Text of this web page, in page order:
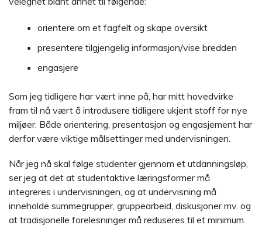
orientere om et fagfelt og skape oversikt
presentere tilgjengelig informasjon/vise bredden
engasjere
Som jeg tidligere har vært inne på, har mitt hovedvirke
fram til nå vært å introdusere tidligere ukjent stoff for nye
miljøer. Både orientering, presentasjon og engasjement har
derfor være viktige målsettinger med undervisningen.
Når jeg nå skal følge studenter gjennom et utdanningsløp,
ser jeg at det at studentaktive læringsformer må
integreres i undervisningen, og at undervisning må
inneholde summegrupper, gruppearbeid, diskusjoner mv. og
at tradisjonelle forelesninger må reduseres til et minimum.